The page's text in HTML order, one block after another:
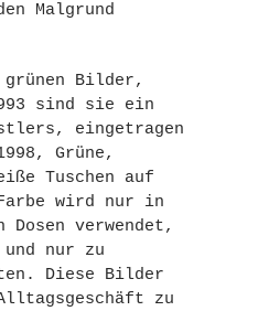
Malgrund
grünen Bilder,
sind sie ein
eingetragen
Grüne,
Tuschen auf
wird nur in
Dosen verwendet,
und nur zu
Diese Bilder
zu